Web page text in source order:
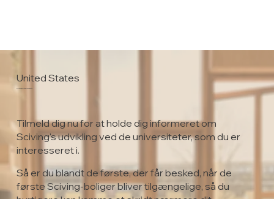
United States
Southern Utah University
Tilmeld dig nu for at holde dig informeret om
Sciving's udvikling ved de universiteter, som du er
interesseret i.
Så er du blandt de første, der får besked, når de
første Sciving-boliger bliver tilgængelige, så du